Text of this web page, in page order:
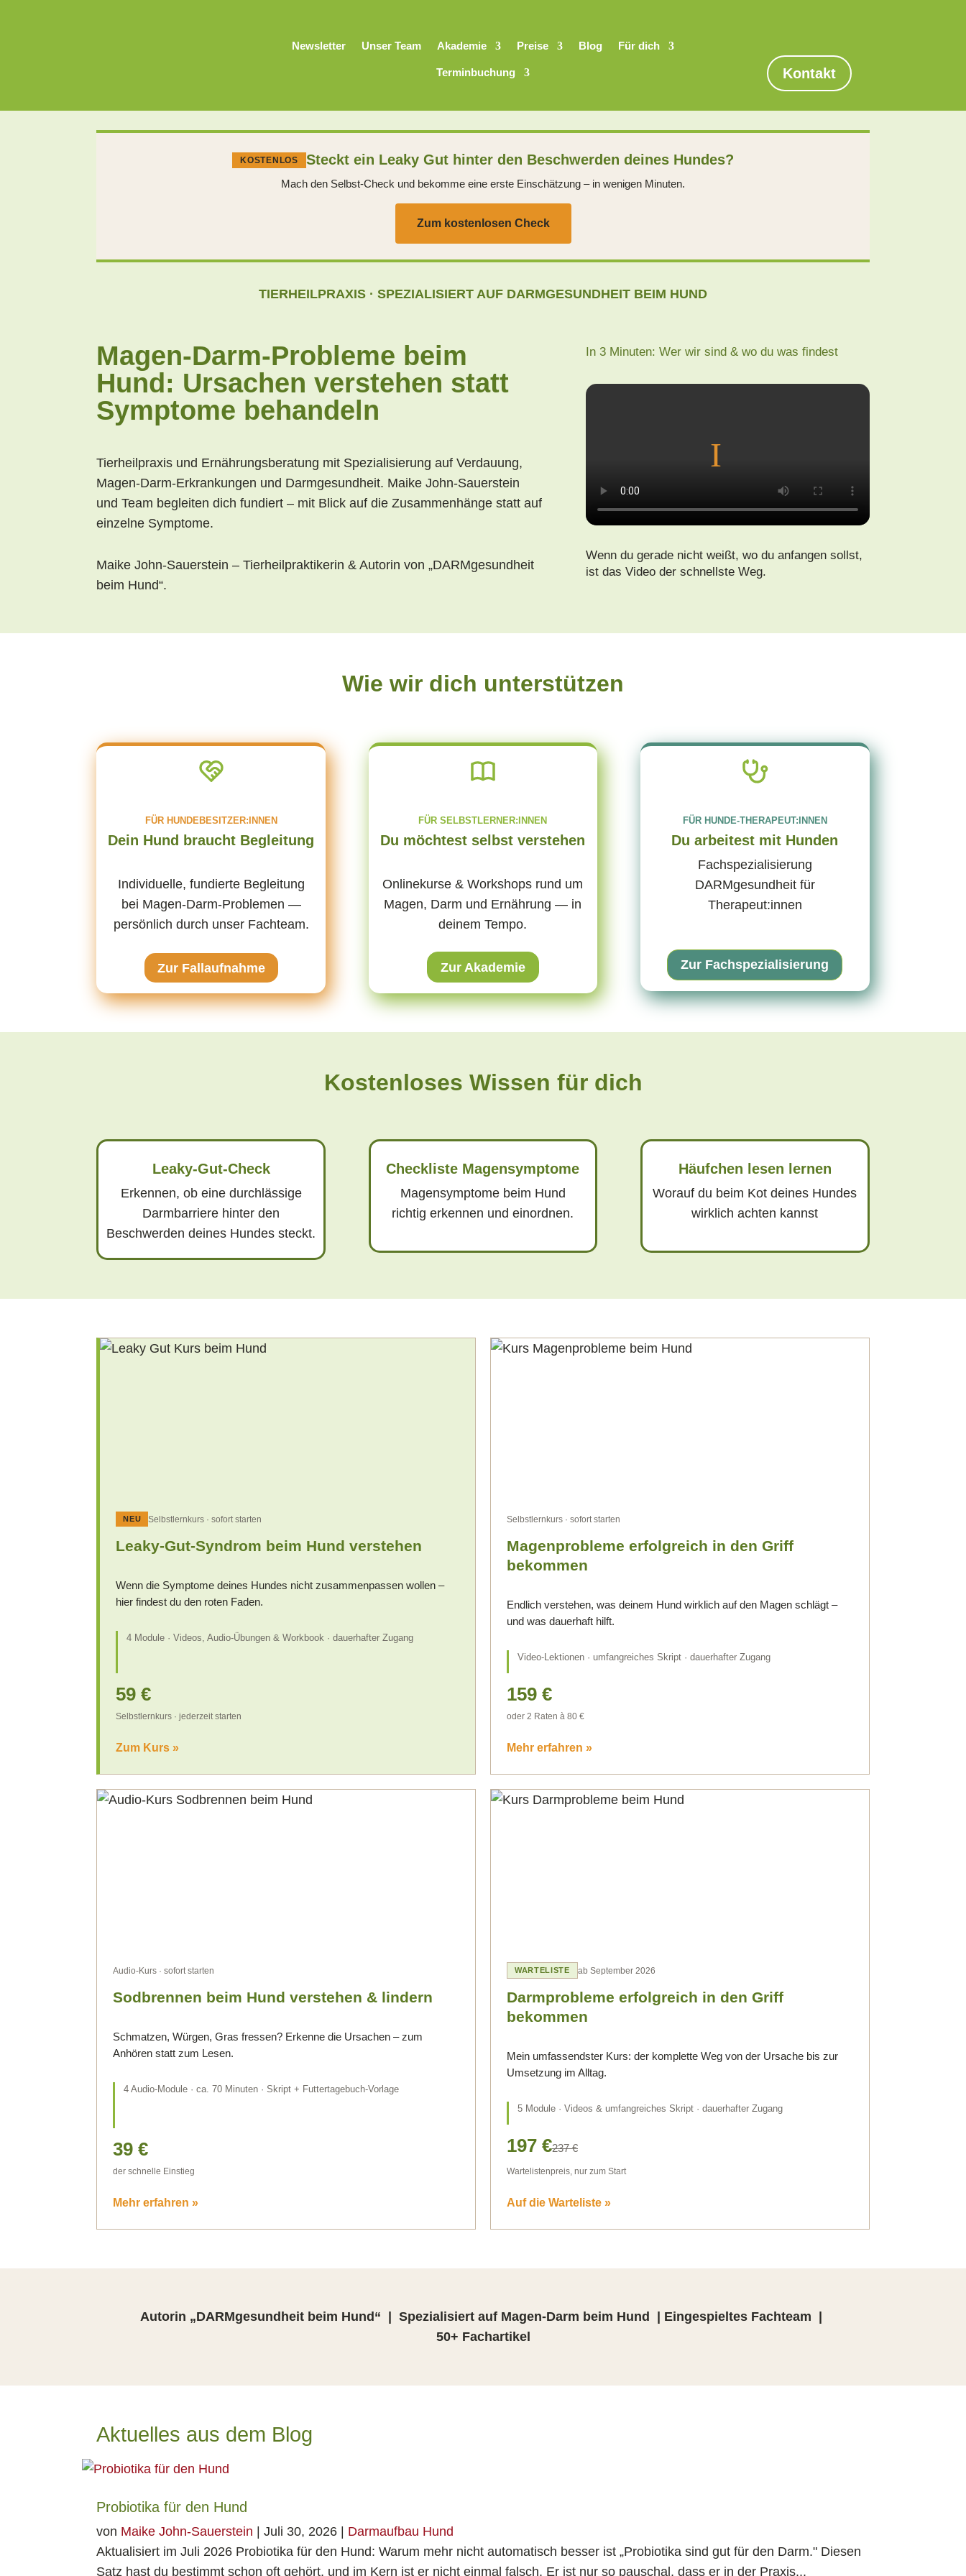
Newsletter Unser Team Akademie Preise Blog Für dich
Terminbuchung Kontakt
KOSTENLOS Steckt ein Leaky Gut hinter den Beschwerden deines Hundes?
Mach den Selbst-Check und bekomme eine erste Einschätzung – in wenigen Minuten.
Zum kostenlosen Check
TIERHEILPRAXIS · SPEZIALISIERT AUF DARMGESUNDHEIT BEIM HUND
Magen-Darm-Probleme beim
Hund: Ursachen verstehen statt
Symptome behandeln
Tierheilpraxis und Ernährungsberatung mit Spezialisierung auf Verdauung,
Magen-Darm-Erkrankungen und Darmgesundheit. Maike John-Sauerstein
und Team begleiten dich fundiert – mit Blick auf die Zusammenhänge statt auf
einzelne Symptome.
Maike John-Sauerstein – Tierheilpraktikerin & Autorin von„DARMgesundheit
beim Hund“.
In 3 Minuten: Wer wir sind & wo du was findest
Wenn du gerade nicht weißt, wo du anfangen sollst,
ist das Video der schnellste Weg.
Wie wir dich unterstützen
FÜR HUNDEBESITZER:INNEN
Dein Hund braucht Begleitung
Individuelle, fundierte Begleitung
bei Magen-Darm-Problemen —
persönlich durch unser Fachteam.
Zur Fallaufnahme
FÜR SELBSTLERNER:INNEN
Du möchtest selbst verstehen
Onlinekurse & Workshops rund um
Magen, Darm und Ernährung — in
deinem Tempo.
Zur Akademie
FÜR HUNDE-THERAPEUT:INNEN
Du arbeitest mit Hunden
Fachspezialisierung
DARMgesundheit für
Therapeut:innen
Zur Fachspezialisierung
Kostenloses Wissen für dich
Leaky-Gut-Check
Erkennen, ob eine durchlässige
Darmbarriere hinter den
Beschwerden deines Hundes steckt.
Checkliste Magensymptome
Magensymptome beim Hund
richtig erkennen und einordnen.
Häufchen lesen lernen
Worauf du beim Kot deines Hundes
wirklich achten kannst
NEU Selbstlernkurs · sofort starten
Leaky-Gut-Syndrom beim Hund verstehen
Wenn die Symptome deines Hundes nicht zusammenpassen wollen –
hier findest du den roten Faden.
4 Module · Videos, Audio-Übungen & Workbook · dauerhafter Zugang
59 €
Selbstlernkurs · jederzeit starten
Zum Kurs »
Selbstlernkurs · sofort starten
Magenprobleme erfolgreich in den Griff
bekommen
Endlich verstehen, was deinem Hund wirklich auf den Magen schlägt –
und was dauerhaft hilft.
Video-Lektionen · umfangreiches Skript · dauerhafter Zugang
159 €
oder 2 Raten à 80 €
Mehr erfahren »
Audio-Kurs · sofort starten
Sodbrennen beim Hund verstehen & lindern
Schmatzen, Würgen, Gras fressen? Erkenne die Ursachen – zum
Anhören statt zum Lesen.
4 Audio-Module · ca. 70 Minuten · Skript + Futtertagebuch-Vorlage
39 €
der schnelle Einstieg
Mehr erfahren »
WARTELISTE ab September 2026
Darmprobleme erfolgreich in den Griff
bekommen
Mein umfassendster Kurs: der komplette Weg von der Ursache bis zur
Umsetzung im Alltag.
5 Module · Videos & umfangreiches Skript · dauerhafter Zugang
197 €237 €
Wartelistenpreis, nur zum Start
Auf die Warteliste »
Autorin „DARMgesundheit beim Hund“ | Spezialisiert auf Magen-Darm beim Hund | Eingespieltes Fachteam |
50+ Fachartikel
Aktuelles aus dem Blog
Probiotika für den Hund
von Maike John-Sauerstein |Juli 30, 2026
Darmaufbau Hund
Aktualisiert im Juli 2026 Probiotika für den Hund: Warum mehr nicht automatisch besser ist „Probiotika sind gut für den Darm." Diesen
Satz hast du bestimmt schon oft gehört, und im Kern ist er nicht einmal falsch. Er ist nur so pauschal, dass er in der Praxis...